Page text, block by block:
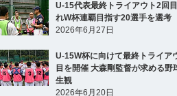
U-15代表最終トライアウト2回
れW杯連覇目指す20選手を選考
2026年6月27日
U-15W杯に向けて最終トライア
目を開催 大森剛監督が求める野
生観
2026年6月20日